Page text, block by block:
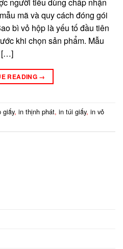
người tiêu dùng chấp nhận
mã và quy cách đóng gói
bì vỏ hộp là yếu tố đầu tiên
khi chọn sản phẩm. Mẫu
[…]
READING →
giấy, in thịnh phát, in túi giấy, in vỏ